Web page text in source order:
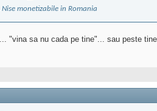
Nise monetizabile in Romania
"vina sa nu cada pe tine"... sau peste